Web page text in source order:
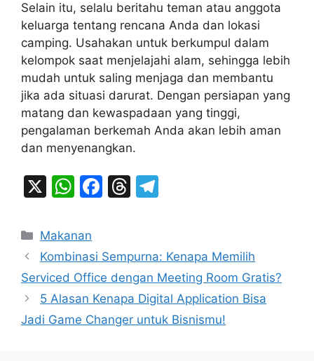
Selain itu, selalu beritahu teman atau anggota
keluarga tentang rencana Anda dan lokasi
camping. Usahakan untuk berkumpul dalam
kelompok saat menjelajahi alam, sehingga lebih
mudah untuk saling menjaga dan membantu
jika ada situasi darurat. Dengan persiapan yang
matang dan kewaspadaan yang tinggi,
pengalaman berkemah Anda akan lebih aman
dan menyenangkan.
X
W
at
s
A
p
p
F
e
b
o
o
T
a
d
s
gr
a
m
Categories
Makanan
Kombinasi Sempurna: Kenapa Memilih
Serviced Office dengan Meeting Room Gratis?
5 Alasan Kenapa Digital Application Bisa
Jadi Game Changer untuk Bisnismu!